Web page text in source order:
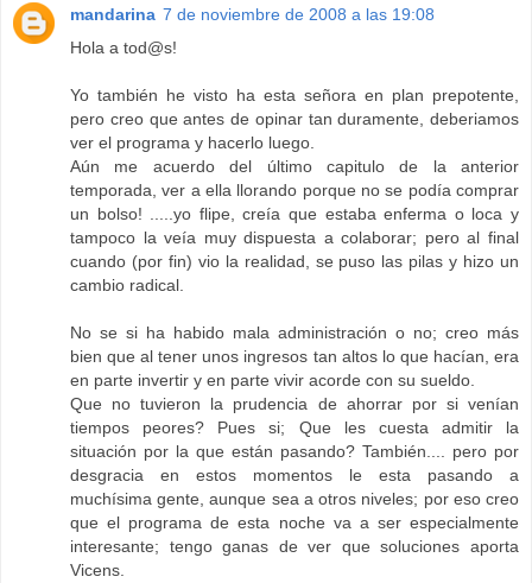
mandarina 7 de noviembre de 2008 a las 19:08
Hola a tod@s!
Yo también he visto ha esta señora en plan prepotente,
pero creo que antes de opinar tan duramente, deberiamos
ver el programa y hacerlo luego.
Aún me acuerdo del último capitulo de la anterior
temporada, ver a ella llorando porque no se podía comprar
un bolso! .....yo flipe, creía que estaba enferma o loca y
tampoco la veía muy dispuesta a colaborar; pero al final
cuando (por fin) vio la realidad, se puso las pilas y hizo un
cambio radical.
No se si ha habido mala administración o no; creo más
bien que al tener unos ingresos tan altos lo que hacían, era
en parte invertir y en parte vivir acorde con su sueldo.
Que no tuvieron la prudencia de ahorrar por si venían
tiempos peores? Pues si; Que les cuesta admitir la
situación por la que están pasando? También.... pero por
desgracia en estos momentos le esta pasando a
muchísima gente, aunque sea a otros niveles; por eso creo
que el programa de esta noche va a ser especialmente
interesante; tengo ganas de ver que soluciones aporta
Vicens.